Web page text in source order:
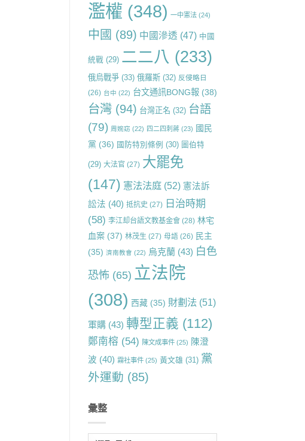
濫權 (348) 一中憲法(24)
中國 (89) 中國滲透 (47) 中國
統戰(29) 二二八 (233)
俄烏戰爭(33) 俄羅斯(32) 反侵略日
(26) 台中 (22) 台文通訊BONG報(38)
台灣(94) 台灣正名 (32) 台語
(79) 周婉窈 (22) 四二四刺蔣(23) 國民
黨 (36) 國防特別條例 (30) 圖伯特
(29) 大法官(27) 大罷免
(147) 憲法法庭(52) 憲法訴
訟法 (40) 抵抗史 (27) 日治時期
(58) 李江却台語文教基金會(28) 林宅
血案(37) 林茂生 (27) 母語(26) 民主
(35) 濟南教會 (22) 烏克蘭(43) 白色
恐怖 (65) 立法院
(308) 西藏(35) 財劃法(51)
軍購(43) 轉型正義 (112)
鄭南榕 (54) 陳文成事件(25) 陳澄
波 (40) 霧社事件(25) 黃文雄(31) 黨
外運動 (85)
彙整